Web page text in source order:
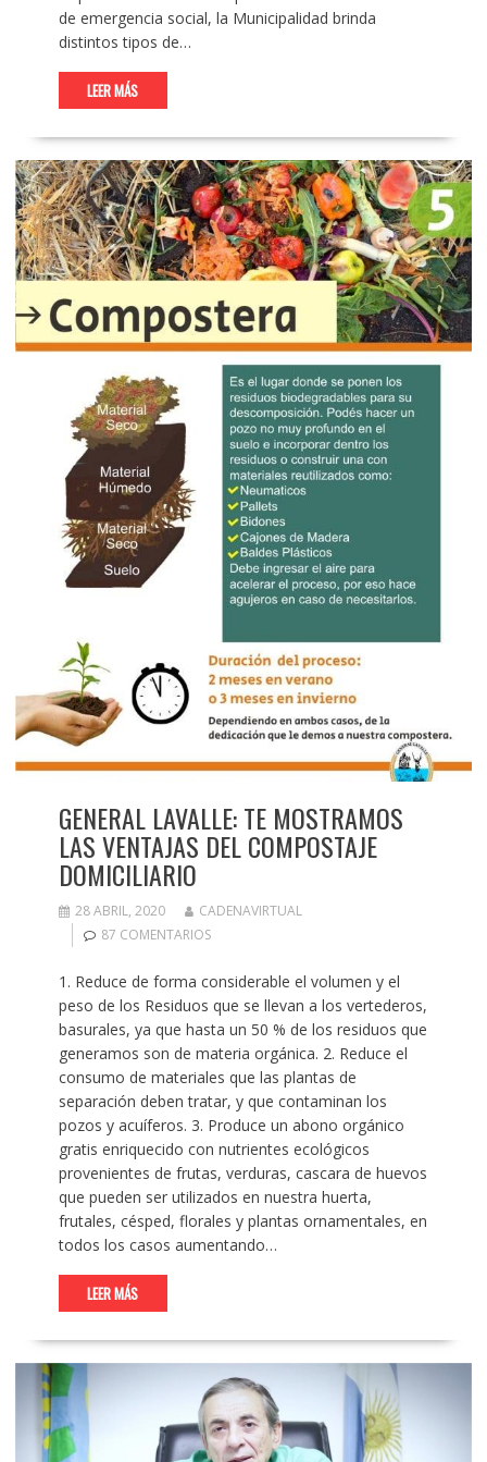
de emergencia social, la Municipalidad brinda
distintos tipos de…
LEER MÁS
GENERAL LAVALLE: TE MOSTRAMOS
LAS VENTAJAS DEL COMPOSTAJE
DOMICILIARIO
28 ABRIL, 2020
CADENAVIRTUAL
87 COMENTARIOS
1. Reduce de forma considerable el volumen y el
peso de los Residuos que se llevan a los vertederos,
basurales, ya que hasta un 50 % de los residuos que
generamos son de materia orgánica. 2. Reduce el
consumo de materiales que las plantas de
separación deben tratar, y que contaminan los
pozos y acuíferos. 3. Produce un abono orgánico
gratis enriquecido con nutrientes ecológicos
provenientes de frutas, verduras, cascara de huevos
que pueden ser utilizados en nuestra huerta,
frutales, césped, florales y plantas ornamentales, en
todos los casos aumentando…
LEER MÁS